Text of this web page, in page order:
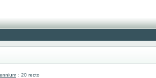
: 20 recto